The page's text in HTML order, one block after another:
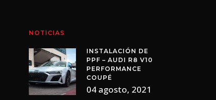
NOTICIAS
INSTALACIÓN DE
PPF – AUDI R8 V10
PERFORMANCE
COUPÉ
04 agosto, 2021